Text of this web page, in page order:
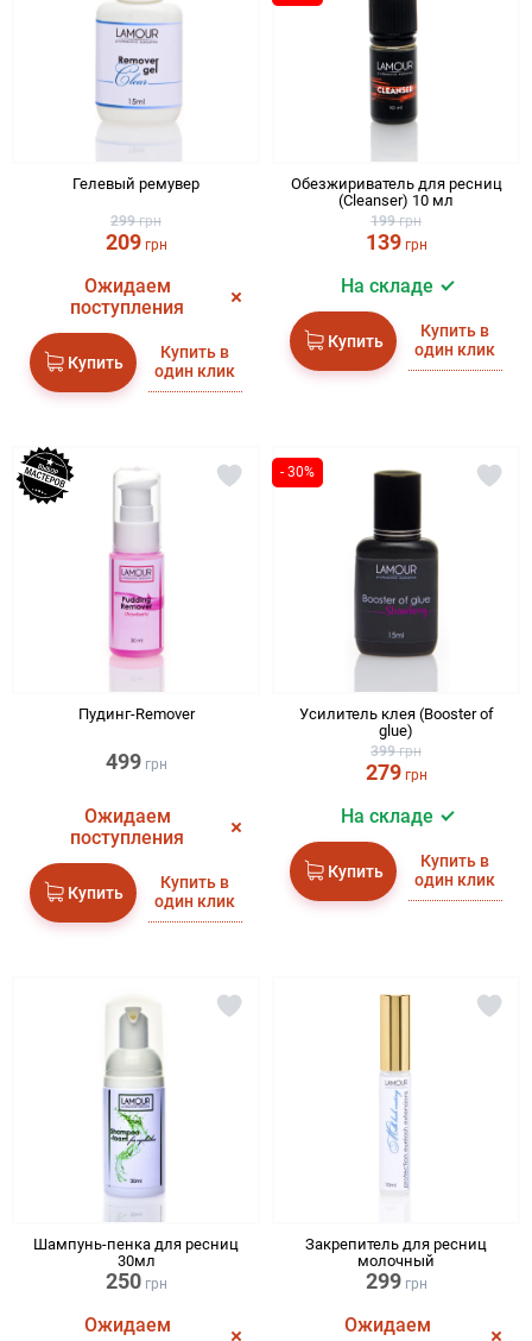
Гелевый ремувер
299грн
209грн
Ожидаем
поступления
Купить
Купить в
один клик
Обезжириватель для ресниц
(Cleanser) 10 мл
199грн
139грн
На складе
Купить
Купить в
один клик
Пудинг-Remover
499грн
Ожидаем
поступления
Купить
Купить в
один клик
- 30%
Усилитель клея (Booster of
glue)
399грн
279грн
На складе
Купить
Купить в
один клик
Шампунь-пенка для ресниц
30мл
250грн
Ожидаем
Закрепитель для ресниц
молочный
299грн
Ожидаем